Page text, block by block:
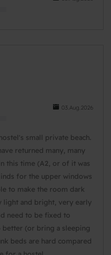
03.Aug.2026
small private beach.
returned many, many
this time (A2, or of it was
for the upper windows
to make the room dark
light and bright, very early
need to be fixed to
better (or bring a sleeping
beds are hard compared